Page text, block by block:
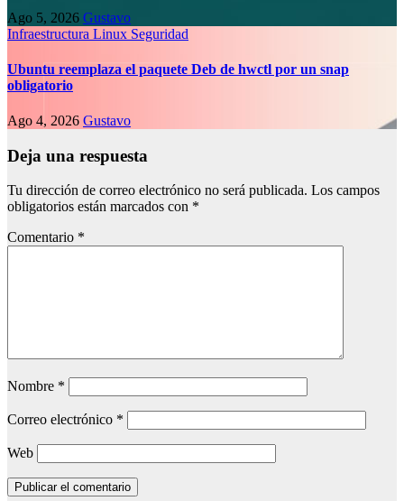
Ago 5, 2026 Gustavo
Infraestructura Linux Seguridad
Ubuntu reemplaza el paquete Deb de hwctl por un snap
obligatorio
Ago 4, 2026 Gustavo
Deja una respuesta
Tu dirección de correo electrónico no será publicada. Los campos
obligatorios están marcados con *
Comentario *
Nombre *
Correo electrónico *
Web